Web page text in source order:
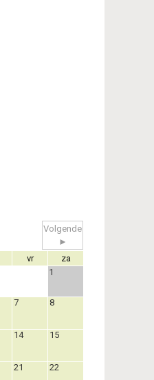
Volgende
►
vr
za
1
7 8
14 15
21 22